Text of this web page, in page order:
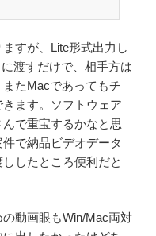
すが、Lite形式出力し
渡すだけで、相手方は
たMacであってもチ
ます。ソフトウェア
で重宝するかなと思
で納品ビデオデータ
したところ便利だと
動画眼もWin/Mac両対